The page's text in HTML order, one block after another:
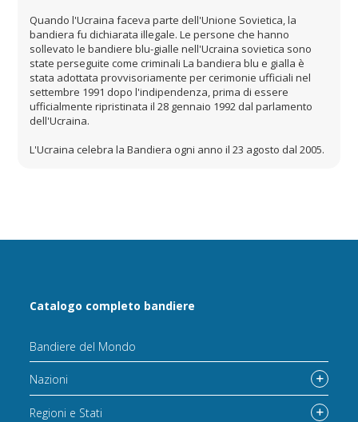
Quando l'Ucraina faceva parte dell'Unione Sovietica, la
bandiera fu dichiarata illegale. Le persone che hanno
sollevato le bandiere blu-gialle nell'Ucraina sovietica sono
state perseguite come criminali La bandiera blu e gialla è
stata adottata provvisoriamente per cerimonie ufficiali nel
settembre 1991 dopo l'indipendenza, prima di essere
ufficialmente ripristinata il 28 gennaio 1992 dal parlamento
dell'Ucraina.
L'Ucraina celebra la Bandiera ogni anno il 23 agosto dal 2005.
Catalogo completo bandiere
Bandiere del Mondo
Nazioni
Regioni e Stati